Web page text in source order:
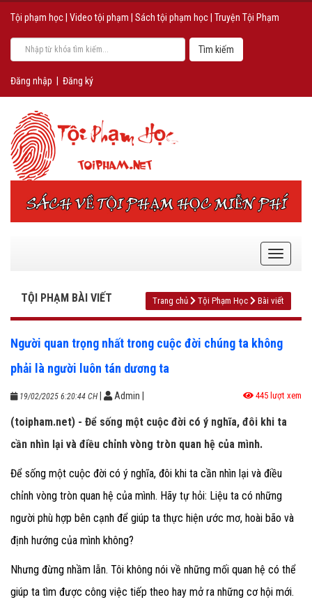
Tội phạm học Video tội phạm Sách tội phạm học Truyện Tội Phạm
Đăng nhập Đăng ký
TỘI PHẠM BÀI VIẾT Trang chủ Tội Phạm Học Bài viết
Người quan trọng nhất trong cuộc đời chúng ta không
phải là người luôn tán dương ta
19/02/2025 6:20:44 CH Admin 445 lượt xem
(toipham.net) - Để sống một cuộc đời có ý nghĩa, đôi khi ta
cần nhìn lại và điều chỉnh vòng tròn quan hệ của mình.
Để sống một cuộc đời có ý nghĩa, đôi khi ta cần nhìn lại và điều
chỉnh vòng tròn quan hệ của mình. Hãy tự hỏi: Liệu ta có những
người phù hợp bên cạnh để giúp ta thực hiện ước mơ, hoài bão và
định hướng của mình không?
Nhưng đừng nhầm lẫn. Tôi không nói về những mối quan hệ có thể
giúp ta tìm được công việc tiếp theo hay mở ra những cơ hội mới.